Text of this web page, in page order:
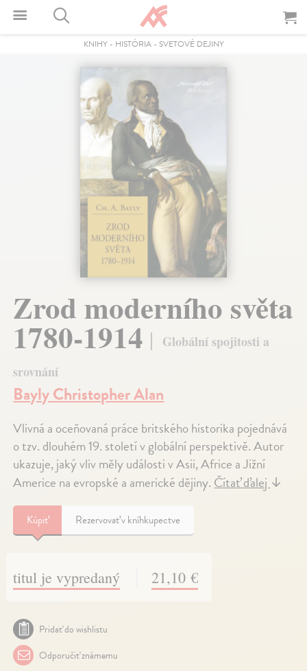
KNIHY- HISTÓRIA- SVETOVÉ DEJINY
Zrod moderního světa
1780-1914
Globální spojitosti a
srovnání
Bayly Christopher Alan
Vlivná a oceňovaná práce britského historika pojednává
o tzv. dlouhém 19. století v globální perspektivě. Autor
ukazuje, jaký vliv měly události v Asii, Africe a Jižní
Americe na evropské a americké dějiny. Čítať ďalej ↓
Kúpiť Rezervovať v kníhkupectve
titul je vypredaný 21,10 €
Pridať do wishlistu
Odporučiť známemu